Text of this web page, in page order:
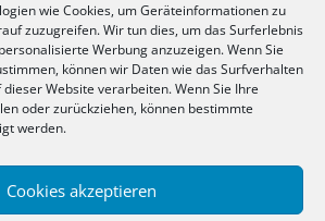
wie Cookies, um Geräteinformationen zu
zuzugreifen. Wir tun dies, um das Surferlebnis
Werbung anzuzeigen. Wenn Sie
können wir Daten wie das Surfverhalten
Website verarbeiten. Wenn Sie Ihre
oder zurückziehen, können bestimmte
werden.
Cookies akzeptieren